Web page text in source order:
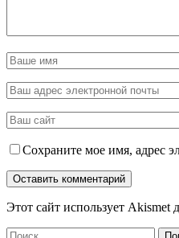
Сохраните мое имя, адрес
Этот сайт использует Akismet